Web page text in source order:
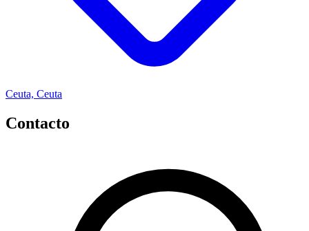
Ceuta, Ceuta
Contacto